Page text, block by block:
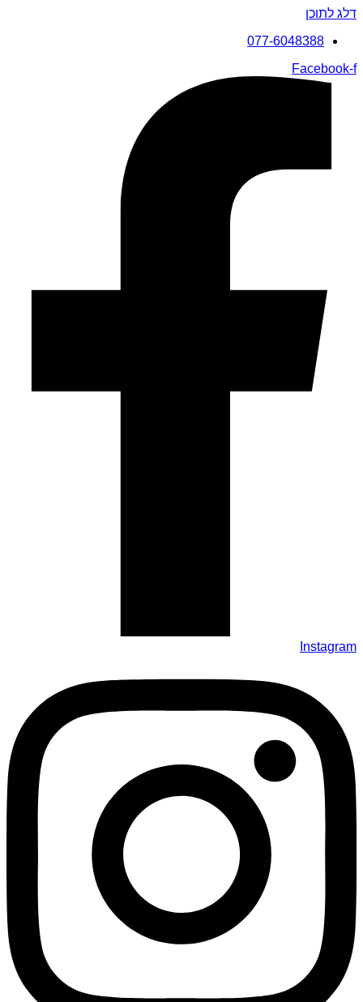
דלג לתוכן
077-6048388
Facebook-f
Instagram